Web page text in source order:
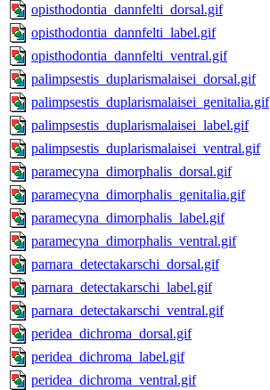
opisthodontia_dannfelti_dorsal.gif
opisthodontia_dannfelti_label.gif
opisthodontia_dannfelti_ventral.gif
palimpsestis_duplarismalaisei_dorsal.gif
palimpsestis_duplarismalaisei_genitalia.gif
palimpsestis_duplarismalaisei_label.gif
palimpsestis_duplarismalaisei_ventral.gif
paramecyna_dimorphalis_dorsal.gif
paramecyna_dimorphalis_genitalia.gif
paramecyna_dimorphalis_label.gif
paramecyna_dimorphalis_ventral.gif
parnara_detectakarschi_dorsal.gif
parnara_detectakarschi_label.gif
parnara_detectakarschi_ventral.gif
peridea_dichroma_dorsal.gif
peridea_dichroma_label.gif
peridea_dichroma_ventral.gif